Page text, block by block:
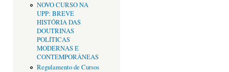
NOVO CURSO NA
UPP: BREVE
HISTÓRIA DAS
DOUTRINAS
POLÍTICAS
MODERNAS E
CONTEMPORÂNEAS
Regulamento de Cursos